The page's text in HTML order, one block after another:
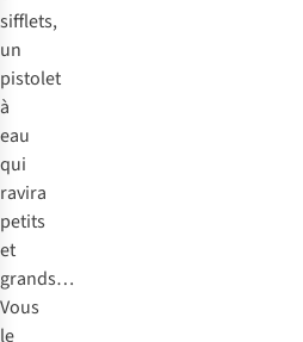
sifflets,
un
pistolet
à
eau
qui
ravira
petits
et
grands…
Vous
le